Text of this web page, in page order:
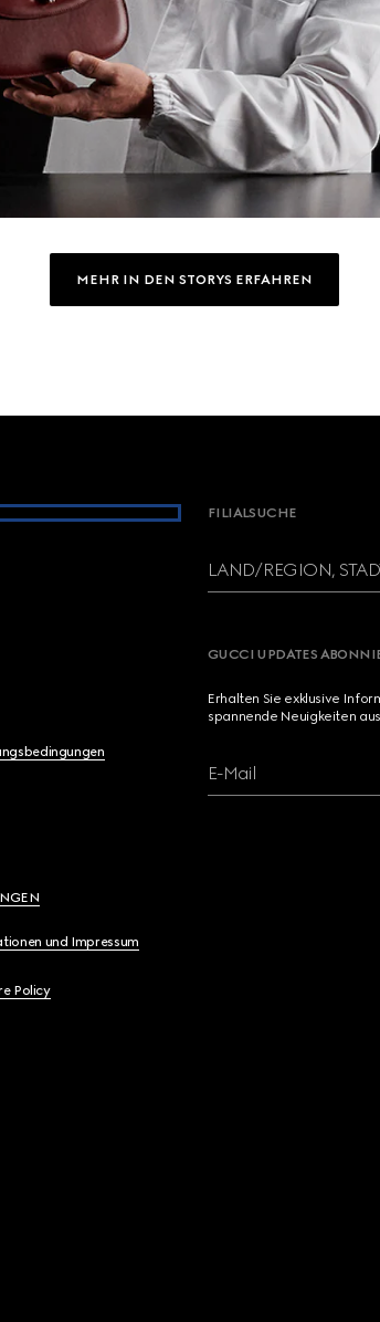
MEHR IN DEN STORYS ERFAHREN
und Impressum
Policy
FILIALSUCHE
LAND/REGION,
GUCCI UPDATES
Erhalten Sie exklusive
spannende Neuigkeiten
E-Mail